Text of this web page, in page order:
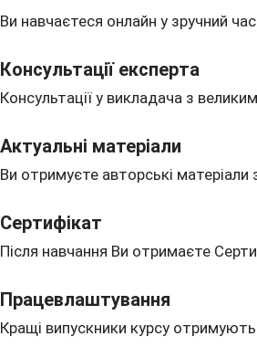
Ви навчаєтеся онлайн у зручний
Консультації експерта
Консультації у викладача з
Актуальні матеріали
Ви отримуєте авторські
Сертифікат
Після навчання Ви отримаєте
Працевлаштування
Кращі випускники курсу